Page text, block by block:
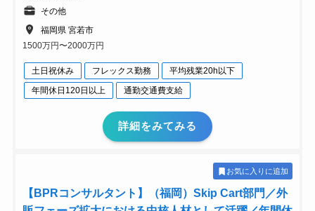
その他
福岡県 宮若市
1500万円〜2000万円
土日祝休み フレックス勤務
平均残業20h以下
年間休日120日以上
通勤交通費支給
詳細をみてみる
お気に入りに追加
【BPRコンサルタント】（福岡）Skip Cart部門／外